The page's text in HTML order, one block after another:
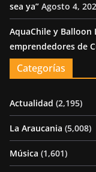
sea ya” Agosto 4,
AquaChile y
emprendedores de
Categorías
Actualidad (2,195)
La Araucania (5,008)
Música (1,601)